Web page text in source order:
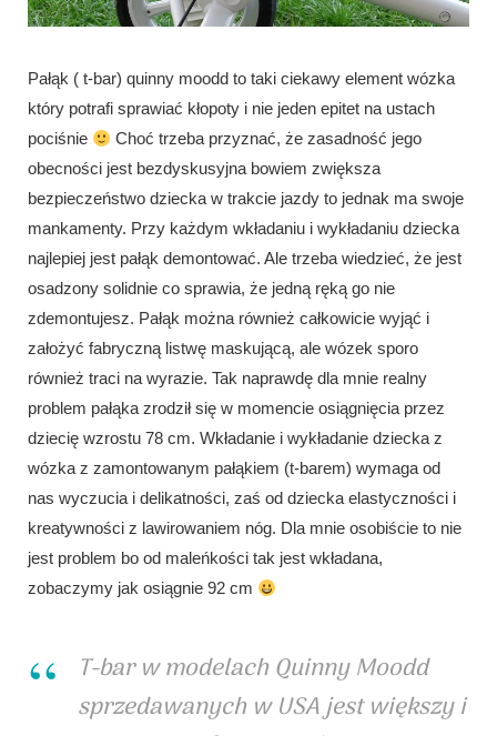
Pałąk ( t-bar) quinny moodd to taki ciekawy element wózka
który potrafi sprawiać kłopoty i nie jeden epitet na ustach
pociśnie
Choć trzeba przyznać, że zasadność jego
obecności jest bezdyskusyjna bowiem zwiększa
bezpieczeństwo dziecka w trakcie jazdy to jednak ma swoje
mankamenty. Przy każdym wkładaniu i wykładaniu dziecka
najlepiej jest pałąk demontować. Ale trzeba wiedzieć, że jest
osadzony solidnie co sprawia, że jedną ręką go nie
zdemontujesz. Pałąk można również całkowicie wyjąć i
założyć fabryczną listwę maskującą, ale wózek sporo
również traci na wyrazie. Tak naprawdę dla mnie realny
problem pałąka zrodził się w momencie osiągnięcia przez
dziecię wzrostu 78 cm. Wkładanie i wykładanie dziecka z
wózka z zamontowanym pałąkiem (t-barem) wymaga od
nas wyczucia i delikatności, zaś od dziecka elastyczności i
kreatywności z lawirowaniem nóg. Dla mnie osobiście to nie
jest problem bo od maleńkości tak jest wkładana,
zobaczymy jak osiągnie 92 cm
T-bar w modelach Quinny Moodd
sprzedawanych w USA jest większy i